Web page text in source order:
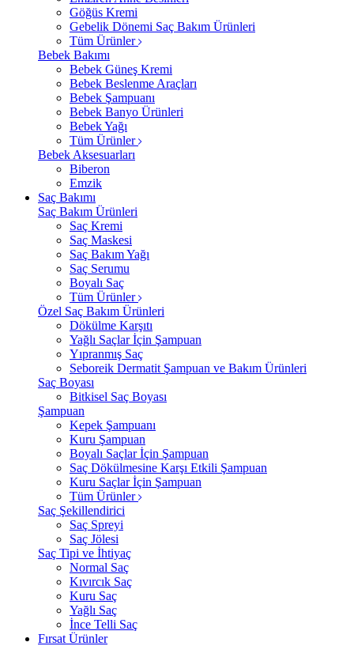
Göğüs Kremi
Gebelik Dönemi Saç Bakım Ürünleri
Tüm Ürünler
Bebek Bakımı
Bebek Güneş Kremi
Bebek Beslenme Araçları
Bebek Şampuanı
Bebek Banyo Ürünleri
Bebek Yağı
Tüm Ürünler
Bebek Aksesuarları
Biberon
Emzik
Saç Bakımı
Saç Bakım Ürünleri
Saç Kremi
Saç Maskesi
Saç Bakım Yağı
Saç Serumu
Boyalı Saç
Tüm Ürünler
Özel Saç Bakım Ürünleri
Dökülme Karşıtı
Yağlı Saçlar İçin Şampuan
Yıpranmış Saç
Seboreik Dermatit Şampuan ve Bakım Ürünleri
Saç Boyası
Bitkisel Saç Boyası
Şampuan
Kepek Şampuanı
Kuru Şampuan
Boyalı Saçlar İçin Şampuan
Saç Dökülmesine Karşı Etkili Şampuan
Kuru Saçlar İçin Şampuan
Tüm Ürünler
Saç Şekillendirici
Saç Spreyi
Saç Jölesi
Saç Tipi ve İhtiyaç
Normal Saç
Kıvırcık Saç
Kuru Saç
Yağlı Saç
İnce Telli Saç
Fırsat Ürünler